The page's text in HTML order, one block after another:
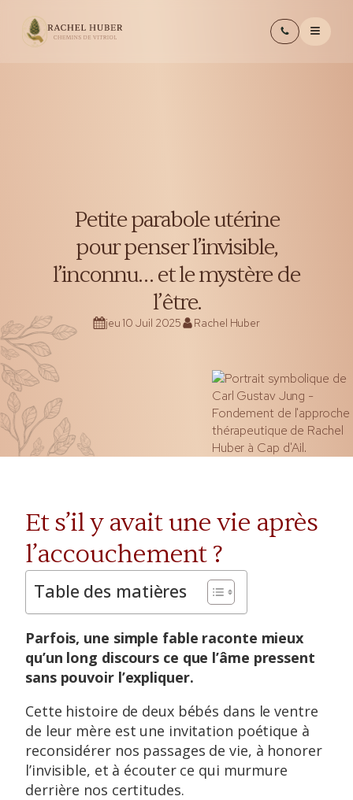
Petite parabole utérine
pour penser l’invisible,
l’inconnu… et le mystère de
l’être.
jeu 10 Juil 2025 Rachel Huber
Et s’il y avait une vie après
l’accouchement ?
Table des matières
Parfois, une simple fable raconte mieux
qu’un long discours ce que l’âme pressent
sans pouvoir l’expliquer.
Cette histoire de deux bébés dans le ventre
de leur mère est une invitation poétique à
reconsidérer nos passages de vie, à honorer
l’invisible, et à écouter ce qui murmure
derrière nos certitudes.